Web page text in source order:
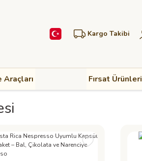
Kargo Takibi
Fırsat Ürünleri